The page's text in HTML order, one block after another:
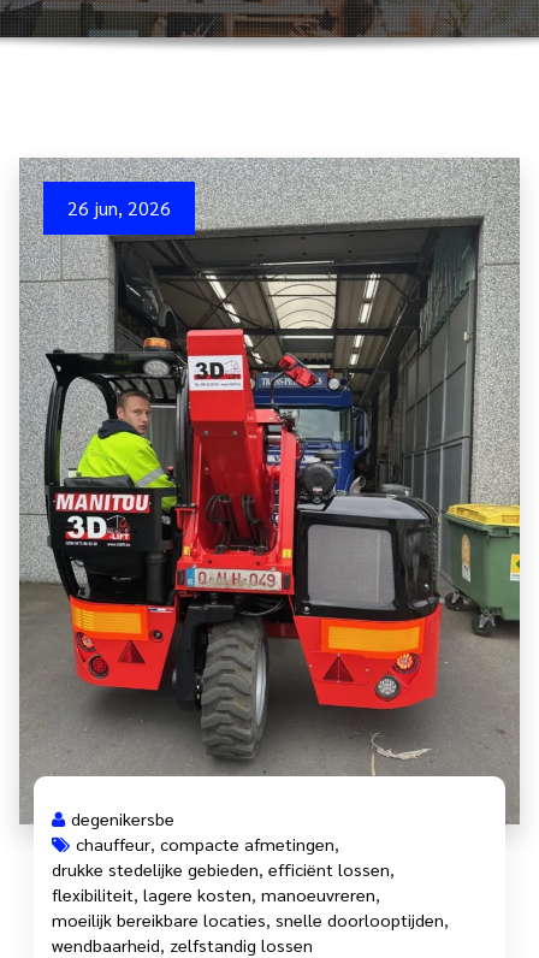
26 jun, 2026
degenikersbe
chauffeur, compacte afmetingen,
drukke stedelijke gebieden, efficiënt lossen,
flexibiliteit, lagere kosten, manoeuvreren,
moeilijk bereikbare locaties, snelle doorlooptijden,
wendbaarheid, zelfstandig lossen